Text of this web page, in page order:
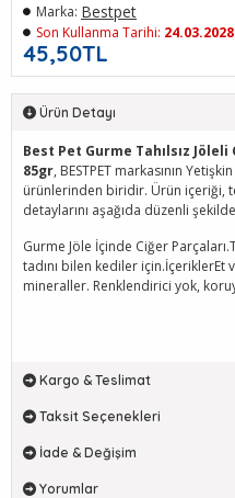
45,50TL
Marka: Bestpet
Son Kullanma Tarihi: 24.03.2028
Ürün Detayı
Best Pet Gurme Tahılsız
85gr, BESTPET markasının
ürünlerinden biridir. Ürün içeriği,
detaylarını aşağıda düzenli
Gurme Jöle İçinde Ciğer
tadını bilen kediler için.İçeriklerEt
mineraller. Renklendirici yok,
Kargo & Teslimat
Taksit Seçenekleri
İade & Değişim
Yorumlar